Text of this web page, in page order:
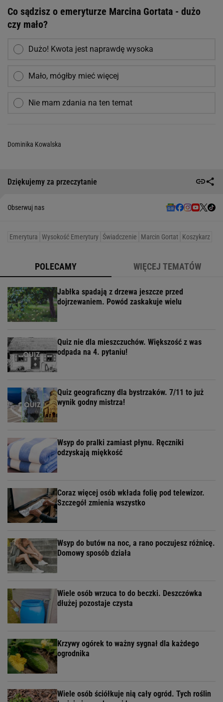
Co sądzisz o emeryturze Marcina Gortata - dużo
czy mało?
Dużo! Kwota jest naprawdę wysoka
Mało, mógłby mieć więcej
Nie mam zdania na ten temat
Dominika Kowalska
Dziękujemy za przeczytanie
Obserwuj nas
Emerytura Wysokość Emerytury Świadczenie Marcin Gortat Koszykarz
POLECAMY WIĘCEJ TEMATÓW
Jabłka spadają z drzewa jeszcze przed
dojrzewaniem. Powód zaskakuje wielu
Quiz nie dla mieszczuchów. Większość z was
odpada na 4. pytaniu!
Quiz geograficzny dla bystrzaków. 7/11 to już
wynik godny mistrza!
Wsyp do pralki zamiast płynu. Ręczniki
odzyskają miękkość
Coraz więcej osób wkłada folię pod telewizor.
Szczegół zmienia wszystko
Wsyp do butów na noc, a rano poczujesz różnicę.
Domowy sposób działa
Wiele osób wrzuca to do beczki. Deszczówka
dłużej pozostaje czysta
Krzywy ogórek to ważny sygnał dla każdego
ogrodnika
Wiele osób ściółkuje nią cały ogród. Tych roślin